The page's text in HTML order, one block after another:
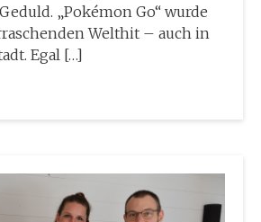
„Pokémon Go“ wurde
Welthit – auch in
Egal […]